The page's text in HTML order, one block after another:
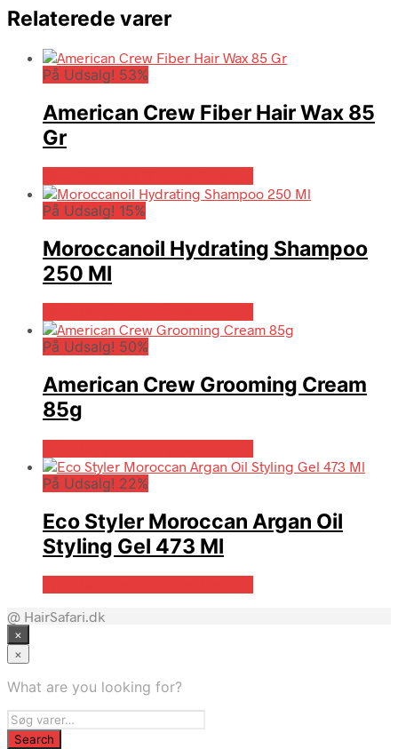
Relaterede varer
På Udsalg! 53%
American Crew Fiber Hair Wax 85
Gr
På Udsalg! 15%
Moroccanoil Hydrating Shampoo
250 Ml
På Udsalg! 50%
American Crew Grooming Cream
85g
På Udsalg! 22%
Eco Styler Moroccan Argan Oil
Styling Gel 473 Ml
@ HairSafari.dk
×
×
What are you looking for?